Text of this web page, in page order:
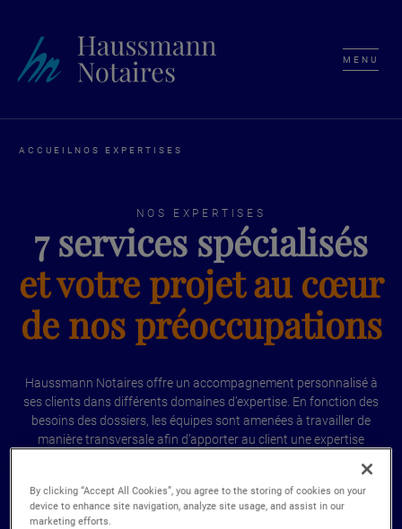
MENU
ACCUEIL NOS EXPERTISES
NOS EXPERTISES
7 services spécialisés
et votre projet au cœur
de nos préoccupations
Haussmann Notaires offre un accompagnement personnalisé à
ses clients dans différents domaines d’expertise. En fonction des
besoins des dossiers, les équipes sont amenées à travailler de
manière transversale afin d’apporter au client une expertise
By clicking “Accept All Cookies”, you agree to the storing of cookies on your
device to enhance site navigation, analyze site usage, and assist in our
marketing efforts.